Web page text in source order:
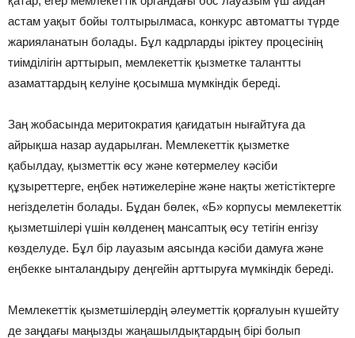
астам уақыт бойы толтырылмаса, конкурс автоматты түрде
жарияланатын болады. Бұл кадрларды іріктеу процесінің
тиімділігін арттырып, мемлекеттік қызметке талантты
азаматтардың келуіне қосымша мүмкіндік береді.
Заң жобасында меритократия қағидатын нығайтуға да
айрықша назар аударылған. Мемлекеттік қызметке
қабылдау, қызметтік өсу және көтермелеу кәсіби
құзыреттерге, еңбек нәтижелеріне және нақты жетістіктерге
негізделетін болады. Бұдан бөлек, «Б» корпусы мемлекеттік
қызметшілері үшін көлденең мансаптық өсу тетігін енгізу
көзделуде. Бұл бір лауазым аясында кәсіби дамуға және
еңбекке ынталандыру деңгейін арттыруға мүмкіндік береді.
Мемлекеттік қызметшілердің әлеуметтік қорғалуын күшейту
де заңдағы маңызды жаңашылдықтардың бірі болып